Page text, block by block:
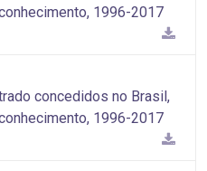
1996-2017
concedidos no Brasil,
1996-2017